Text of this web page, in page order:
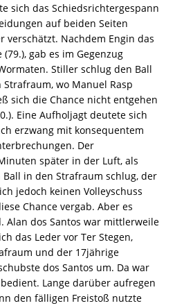
sich das Schiedsrichtergespann
auf beiden Seiten
verschätzt. Nachdem Engin das
gab es im Gegenzug
Stiller schlug den Ball
wo Manuel Rasp
sich die Chance nicht entgehen
Eine Aufholjagt deutete sich
erzwang mit konsequentem
Der
später in der Luft, als
in den Strafraum schlug, der
jedoch keinen Volleyschuss
Chance vergab. Aber es
Alan dos Santos war mittlerweile
das Leder vor Ter Stegen,
und der 17jährige
dos Santos um. Da war
Lange darüber aufregen
den fälligen Freistoß nutzte